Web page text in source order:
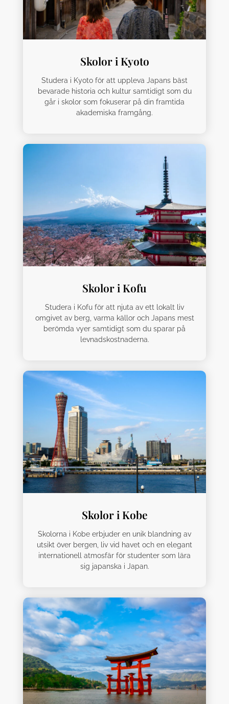
Skolor i Kyoto
Studera i Kyoto för att uppleva Japans bäst
bevarade historia och kultur samtidigt som du
går i skolor som fokuserar på din framtida
akademiska framgång.
Skolor i Kofu
Studera i Kofu för att njuta av ett lokalt liv
omgivet av berg, varma källor och Japans mest
berömda vyer samtidigt som du sparar på
levnadskostnaderna.
Skolor i Kobe
Skolorna i Kobe erbjuder en unik blandning av
utsikt över bergen, liv vid havet och en elegant
internationell atmosfär för studenter som lära
sig japanska i Japan.